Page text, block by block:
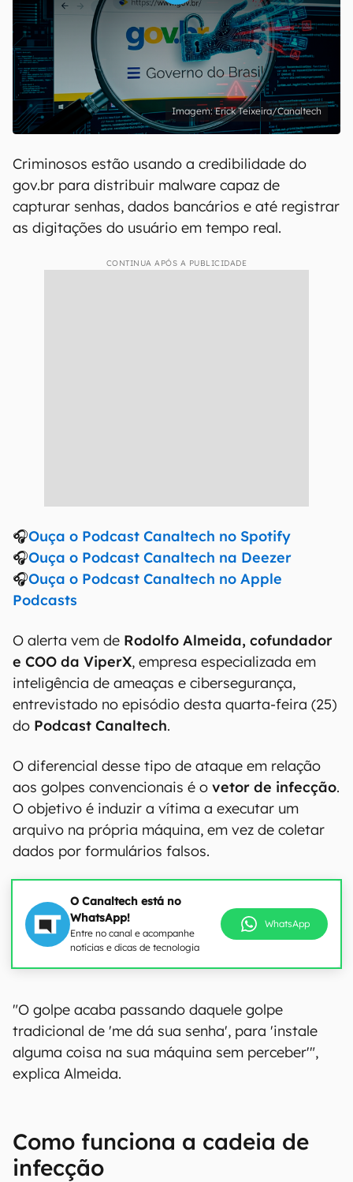
Erick Teixeira/Canaltech
Criminosos estão usando a credibilidade do
gov.br para distribuir malware capaz de
capturar senhas, dados bancários e até registrar
as digitações do usuário em tempo real.
CONTINUA APÓS A PUBLICIDADE
🎧Ouça o Podcast Canaltech no Spotify
🎧Ouça o Podcast Canaltech na Deezer
🎧Ouça o Podcast Canaltech no Apple
Podcasts
O alerta vem de Rodolfo Almeida, cofundador
e COO da ViperX, empresa especializada em
inteligência de ameaças e cibersegurança,
entrevistado no episódio desta quarta-feira (25)
do Podcast Canaltech.
O diferencial desse tipo de ataque em relação
aos golpes convencionais é o vetor de infecção.
O objetivo é induzir a vítima a executar um
arquivo na própria máquina, em vez de coletar
dados por formulários falsos.
O Canaltech está no
WhatsApp!
Entre no canal e acompanhe
notícias e dicas de tecnologia
WhatsApp
"O golpe acaba passando daquele golpe
tradicional de 'me dá sua senha', para 'instale
alguma coisa na sua máquina sem perceber'",
explica Almeida.
Como funciona a cadeia de
infecção